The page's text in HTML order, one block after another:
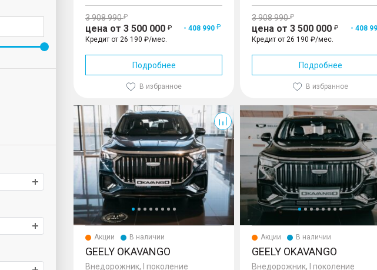
3 908 990
цена от 3 500 000
- 408 990
Кредит от 26 190 ₽/мес.
Подробнее
В избранное
3 908 990
цена от 3 500 000
- 408
Кредит от 26 190 ₽/мес.
Подробнее
В избранное
Okavango
Акции В наличии
GEELY OKAVANGO
Внедорожник, I поколение
Okavango
Акции В наличии
GEELY OKAVANGO
Внедорожник, I поколение